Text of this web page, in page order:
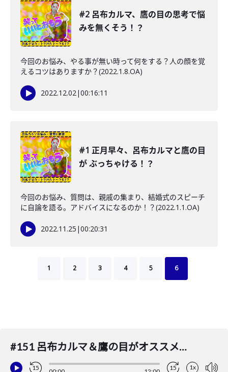
#2 呂布カルマ、鷹の目の思考で悩
みを無くそう！？
今回のお悩み、やる事が無い時って何をする？人の顔を覚
えるコツはありますか？(2022.1.8.OA)
2022.12.02|00:16:11
#1 正月早々、呂布カルマと鷹の目
が ぶっちゃける！？
今回のお悩み、質問は、親戚の集まり、結婚式のスピーチ
に自論を語る。アドバイスになるのか！？(2022.1.1.OA)
2022.11.25 |00:20:31
1 2 3 4 5 6
#151 呂布カルマ＆鷹の目がオススメする『心温まる映画や本』
15 15 1x